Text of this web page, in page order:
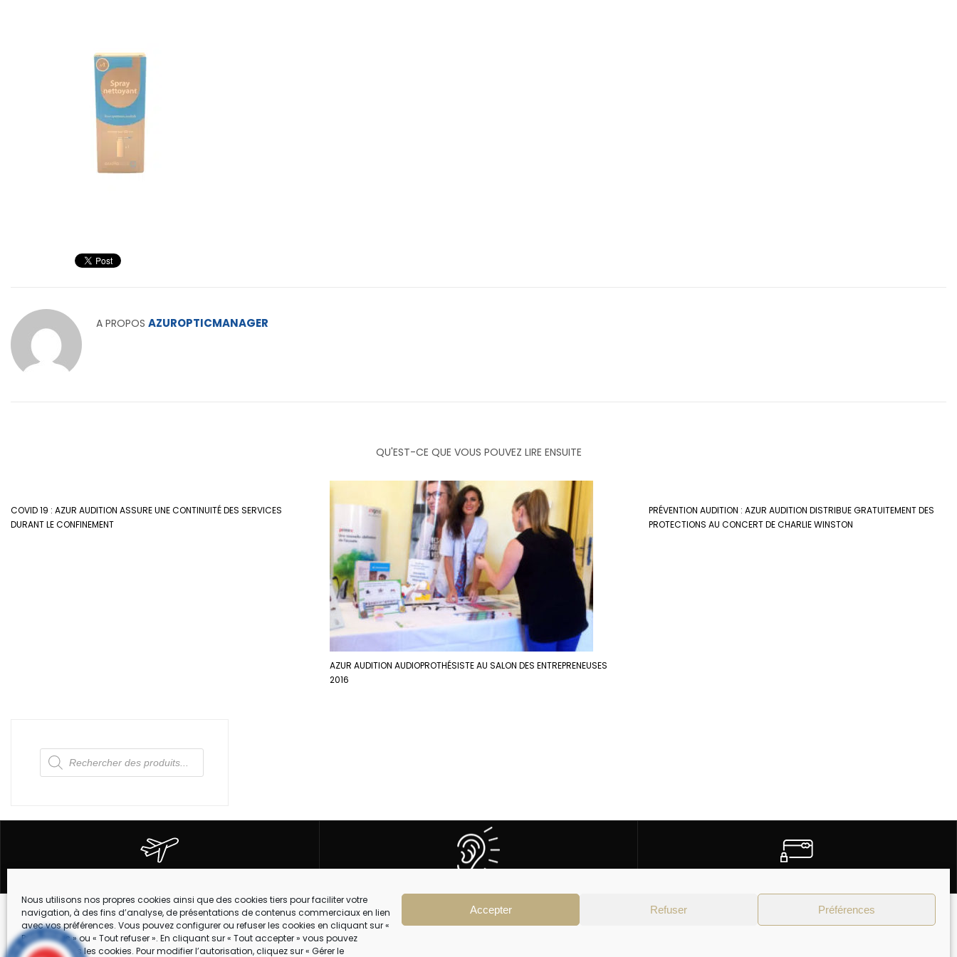
Nous utilisons nos propres cookies ainsi que des cookies tiers pour faciliter votre
navigation, à des fins d’analyse, de présentations de contenus commerciaux en lien
avec vos préférences. Vous pouvez configurer ou refuser les cookies en cliquant sur «
Préférences » ou « Tout refuser ». En cliquant sur « Tout accepter » vous pouvez
accepter tous les cookies. Pour modifier l’autorisation, cliquez sur « Gérer le
Accepter Refuser Préférences
A PROPOS AZUROPTICMANAGER
QU'EST-CE QUE VOUS POUVEZ LIRE ENSUITE
COVID 19 : AZUR AUDITION ASSURE UNE CONTINUITÉ DES SERVICES
DURANT LE CONFINEMENT
AZUR AUDITION AUDIOPROTHÉSISTE AU SALON DES ENTREPRENEUSES
2016
PRÉVENTION AUDITION : AZUR AUDITION DISTRIBUE GRATUITEMENT DES
PROTECTIONS AU CONCERT DE CHARLIE WINSTON
Recherche
de
produits
Suivez-nous ! MARQUES
CONTACT
CGV
Moyens de paiement